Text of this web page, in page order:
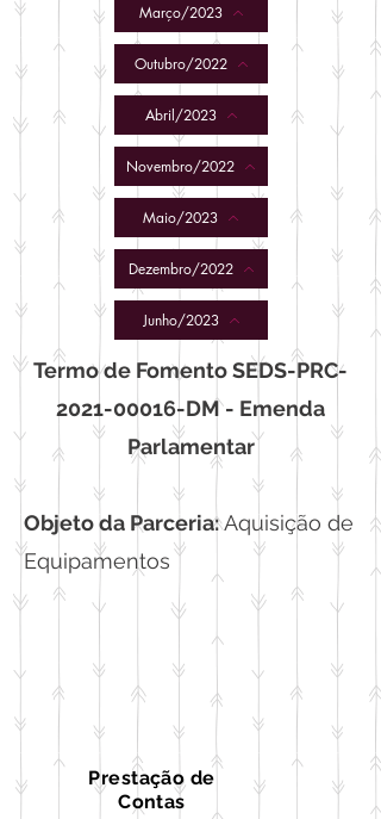
Março/2023
Outubro/2022
Abril/2023
Novembro/2022
Maio/2023
Dezembro/2022
Junho/2023
Termo de Fomento SEDS-PRC-
2021-00016-DM - Emenda
Parlamentar
Objeto da Parceria:Aquisição de
Equipamentos
Prestação de
Contas